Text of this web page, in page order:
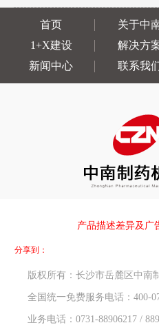
首页 关于中
1+X建设
解决方
新闻中心
联系我
产品描述差异及广
分享到：
版权所有：长沙市岳麓区中南
全国统一免费服务电话：400-
业务电话：0731-88906217 /